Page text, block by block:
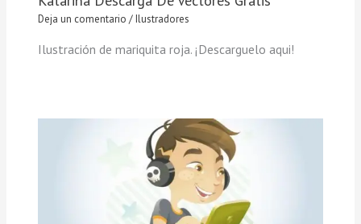
Deja un comentario /Ilustradores
Ilustración de mariquita roja. ¡Descarguelo aqui!